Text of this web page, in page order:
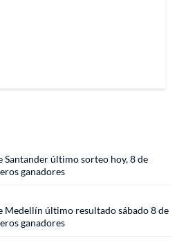
Santander último sorteo hoy, 8 de
ganadores
Medellín último resultado sábado 8 de
ganadores